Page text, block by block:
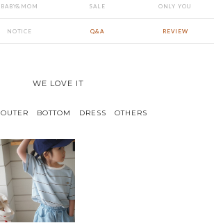
BABY&MOM SALE ONLY YOU
NOTICE Q&A REVIEW
WE LOVE IT
OUTER BOTTOM DRESS OTHERS